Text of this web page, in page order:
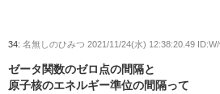
34: 名無しのひみつ 2021/11/24(水) 12:38:20.49
ゼータ関数のゼロ点の間隔と
原子核のエネルギー準位の間隔って